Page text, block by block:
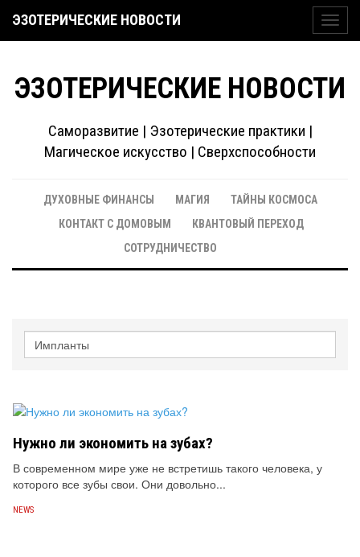
ЭЗОТЕРИЧЕСКИЕ НОВОСТИ
ЭЗОТЕРИЧЕСКИЕ НОВОСТИ
Саморазвитие | Эзотерические практики |
Магическое искусство | Сверхспособности
ДУХОВНЫЕ ФИНАНСЫ МАГИЯ
ТАЙНЫ КОСМОСА
КОНТАКТ С ДОМОВЫМ
КВАНТОВЫЙ ПЕРЕХОД
СОТРУДНИЧЕСТВО
Нужно ли экономить на зубах?
В современном мире уже не встретишь такого человека, у
которого все зубы свои. Они довольно...
NEWS